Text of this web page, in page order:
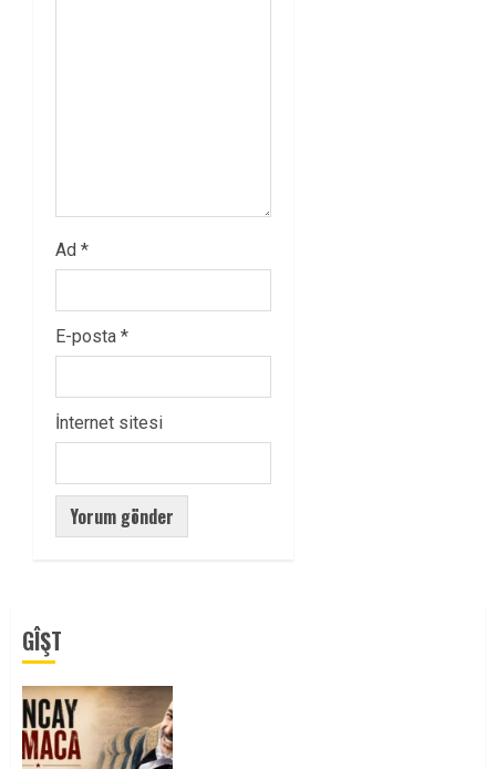
Ad *
E-posta *
İnternet sitesi
GÎŞT